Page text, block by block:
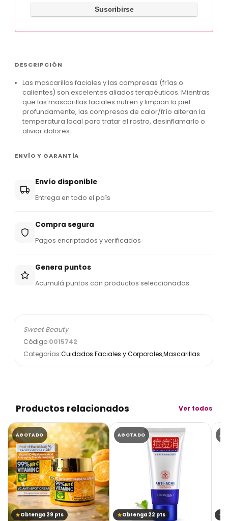
r
a
y
+
5
9
DESCRIPCIÓN
Las mascarillas faciales y las compresas (frías o
calientes) son excelentes aliados terapéuticos. Mientras
que las mascarillas faciales nutren y limpian la piel
profundamente, las compresas de calor/frío alteran la
temperatura local para tratar el rostro, desinflamarlo o
aliviar dolores.
ENVÍO Y GARANTÍA
Envío disponible
Entrega en todo el país
Compra segura
Pagos encriptados y verificados
Genera puntos
Acumulá puntos con productos seleccionados
Sweet Beauty
Código:0015742
Categorías:Cuidados Faciales y Corporales,Mascarillas
Productos relacionados Ver todos
AGOTADO
Obtenga 29 pts
AGOTADO
Obtenga 22 pts